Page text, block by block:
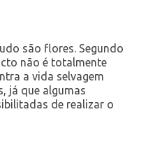
são flores. Segundo
não é totalmente
a vida selvagem
já que algumas
de realizar o